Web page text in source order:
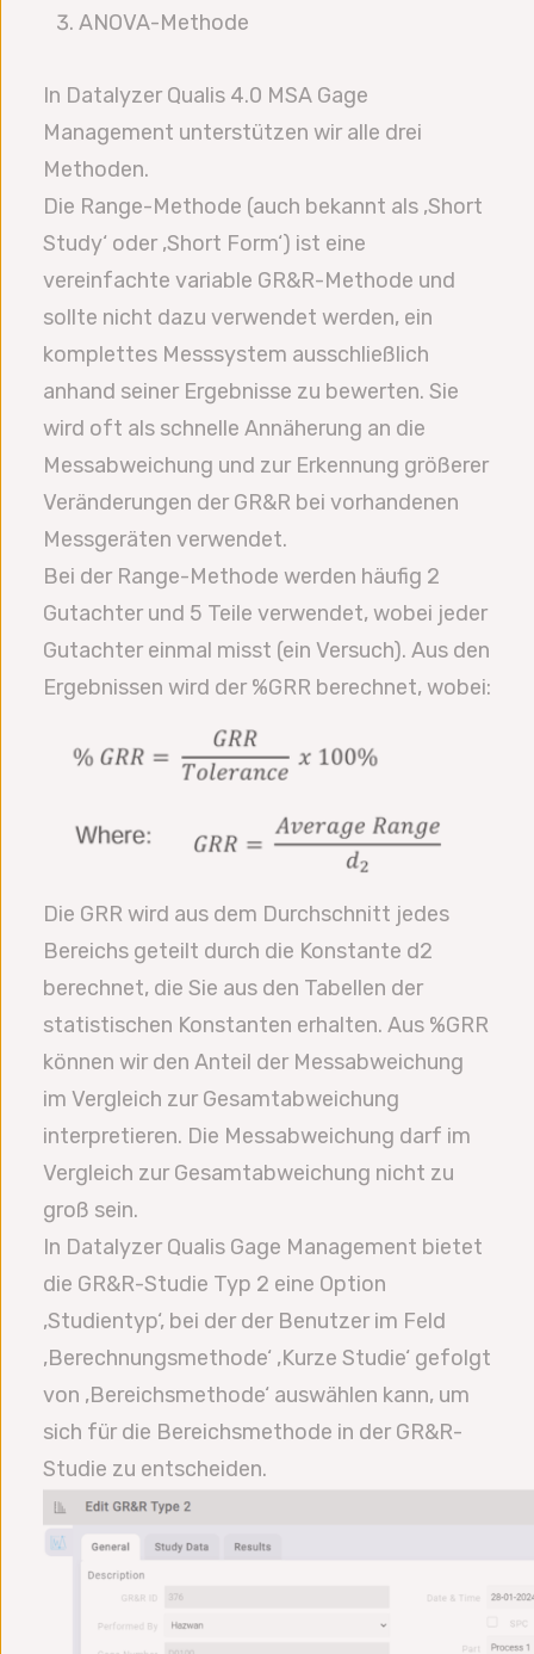
ANOVA-Methode
In Datalyzer Qualis 4.0 MSA Gage
Management unterstützen wir alle drei
Methoden.
Die Range-Methode (auch bekannt als ‚Short
Study‘ oder ‚Short Form‘) ist eine
vereinfachte variable GR&R-Methode und
sollte nicht dazu verwendet werden, ein
komplettes Messsystem ausschließlich
anhand seiner Ergebnisse zu bewerten. Sie
wird oft als schnelle Annäherung an die
Messabweichung und zur Erkennung größerer
Veränderungen der GR&R bei vorhandenen
Messgeräten verwendet.
Bei der Range-Methode werden häufig 2
Gutachter und 5 Teile verwendet, wobei jeder
Gutachter einmal misst (ein Versuch). Aus den
Ergebnissen wird der %GRR berechnet, wobei:
Die GRR wird aus dem Durchschnitt jedes
Bereichs geteilt durch die Konstante d2
berechnet, die Sie aus den Tabellen der
statistischen Konstanten erhalten. Aus %GRR
können wir den Anteil der Messabweichung
im Vergleich zur Gesamtabweichung
interpretieren. Die Messabweichung darf im
Vergleich zur Gesamtabweichung nicht zu
groß sein.
In Datalyzer Qualis Gage Management bietet
die GR&R-Studie Typ 2 eine Option
‚Studientyp‘, bei der der Benutzer im Feld
‚Berechnungsmethode‘ ‚Kurze Studie‘ gefolgt
von ‚Bereichsmethode‘ auswählen kann, um
sich für die Bereichsmethode in der GR&R-
Studie zu entscheiden.